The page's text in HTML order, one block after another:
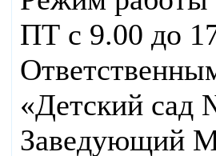
ПТ с 9.00 до
«Детский сад
Заведующий